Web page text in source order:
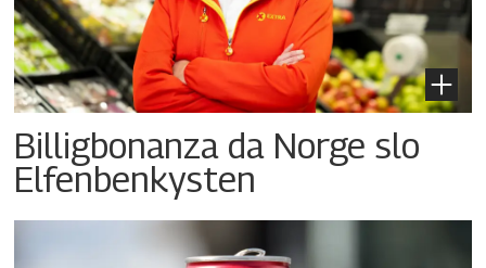
Billigbonanza da Norge slo
Elfenbenkysten